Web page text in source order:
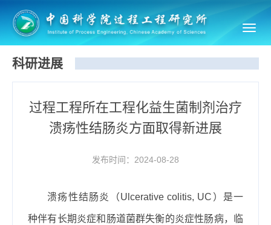
科研进展
过程工程所在工程化益生菌制剂治疗
溃疡性结肠炎方面取得新进展
发布时间：2024-08-28
溃疡性结肠炎（Ulcerative colitis, UC ）是一
种伴有长期炎症和肠道菌群失衡的炎症性肠病，临